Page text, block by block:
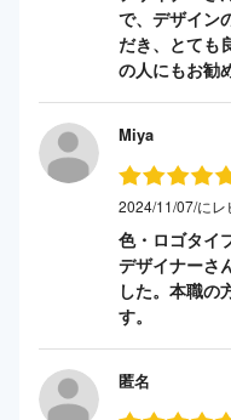
で、デザイン
だき、とても
の人にもお勧
Miya
2024/11/07/にレ
色・ロゴタイ
デザイナーさ
した。本職の
す。
匿名